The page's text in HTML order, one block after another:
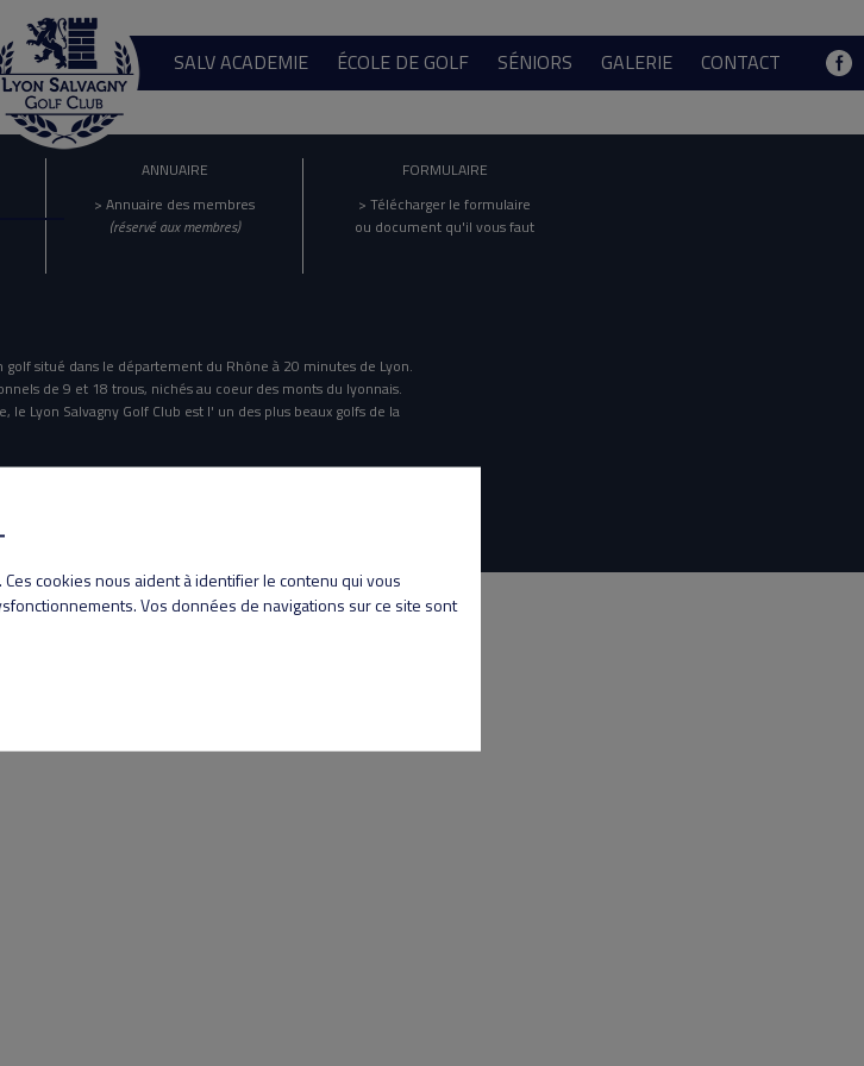
SALV ACADEMIE ÉCOLE DE GOLF SÉNIORS GALERIE CONTACT
ANNUAIRE
> Annuaire des membres
(réservé aux membres)
FORMULAIRE
> Télécharger le formulaire
ou document qu'il vous faut
golf situé dans le département du Rhône à 20 minutes de Lyon.
de 9 et 18 trous, nichés au coeur des monts du lyonnais.
Lyon Salvagny Golf Club est l' un des plus beaux golfs de la
Lyon Salvagny golf club
cookies nous aident à identifier le contenu qui vous
Vos données de navigations sur ce site sont